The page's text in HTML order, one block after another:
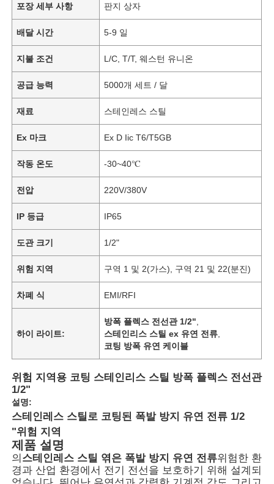
포장 세부 사항 판지 상자
배달 시간 5-9 일
지불 조건 L/C, T/T, 웨스턴 유니온
공급 능력 5000개 세트 / 달
재료 스테인레스 스틸
Ex 마크 Ex D Iic T6/T5GB
작동 온도 -30~40℃
전압 220V/380V
IP 등급 IP65
도관 크기 1/2"
위험 지역 구역 1 및 2(가스), 구역 21 및 22(분진)
차폐 식 EMI/RFI
하이 라이트:
방폭 플렉스 전선관 1/2"
스테인리스 스틸 ex 유연 전류
코팅 방폭 유연 케이블
위험 지역용 코팅 스테인리스 스틸 방폭 플렉스 전선관
1/2"
설명:
스테인레스 스틸로 코팅된 폭발 방지 유연 전류 1/2
"위험 지역
제품 설명
의 스테인레스 스틸 엮은 폭발 방지 유연 전류위험한 환
경과 산업 환경에서 전기 전선을 보호하기 위해 설계되